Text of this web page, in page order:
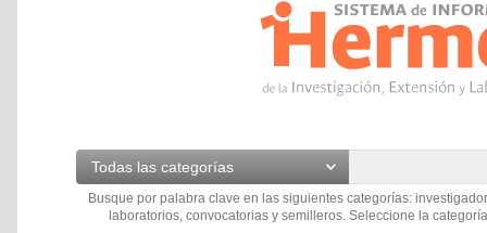
Todas las categorías
Busque por palabra clave en las siguientes categorías:
laboratorios, convocatorias y semilleros. Seleccione la